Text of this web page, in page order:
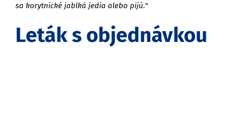
sa korytnické jablká jedia alebo pijú."
Leták s objednávkou